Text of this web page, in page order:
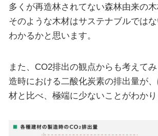
多くが再造林されてない森林由来の木
そのような木材はサステナブルでは
わかるかと思います。
また、CO2排出の観点からも考えて
造時における二酸化炭素の排出量が
材と比べ、極端に少ないことがわかり